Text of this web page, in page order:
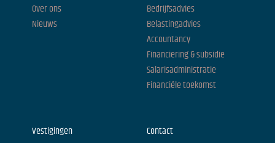
Over ons
Nieuws
Bedrijfsadvies
Belastingadvies
Accountancy
Financiering & subsidie
Salarisadministratie
Financiële toekomst
Vestigingen
Contact